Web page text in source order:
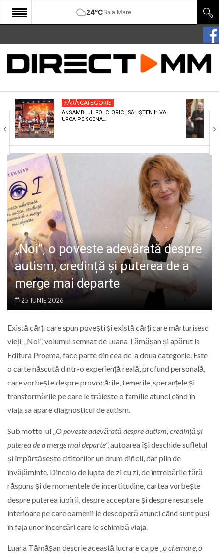
24°CBaia Mare
START
COMUNITATE
CULTURA
ECONOMIE
SANATATE
SPORT
SPECIAL
POLITIC
LIFE
FĂRĂ CATEGORIE
ANSAMBLUL FOLCLORIC „SĂLIȘTENII” VA
URCA PE SCENA…
„Noi”, o poveste adevărată despre
autism, credință și puterea de a
merge mai departe
25 IUNIE 2026
Există cărți care spun povești și există cărți care mărturisesc
vieți. „Noi”, volumul semnat de Luana Tămășan și apărut la
Editura Proema, face parte din cea de-a doua categorie. Este
o carte născută dintr-o experiență reală, profund personală,
care vorbește despre provocările, temerile, speranțele și
transformările pe care le trăiește o familie atunci când în
viața sa apare diagnosticul de autism.
Sub motto-ul „O poveste adevărată despre autism, credință și
puterea de a merge mai departe”, autoarea își deschide sufletul
și împărtășește cititorilor un drum dificil, dar plin de
învățăminte. Dincolo de lupta de zi cu zi, de întrebările fără
răspuns și de momentele de incertitudine, cartea vorbește
despre puterea iubirii, despre acceptare și despre resursele
interioare pe care oamenii le descoperă atunci când sunt puși
în fața unor încercări care le schimbă viața.
Luana Tămășan descrie această lucrare ca pe „o chemare, o